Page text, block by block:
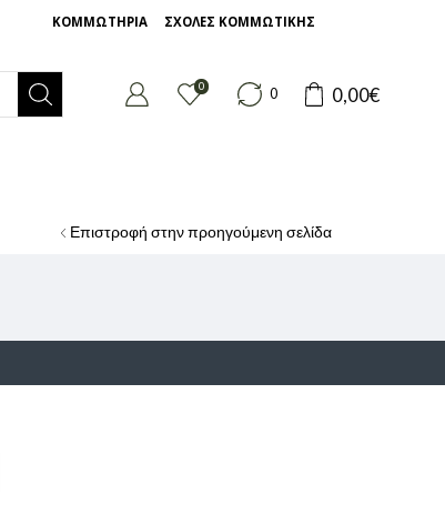
ΚΟΜΜΩΤΗΡΙΑ ΣΧΟΛΕΣ ΚΟΜΜΩΤΙΚΗΣ
0 0 0,00€
Επιστροφή στην προηγούμενη σελίδα